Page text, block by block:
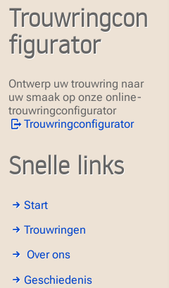
Trouwringcon
figurator
Ontwerp uw trouwring naar
uw smaak op onze online-
trouwringconfigurator
Trouwringconfigurator
Snelle links
Start
Trouwringen
Over ons
Geschiedenis